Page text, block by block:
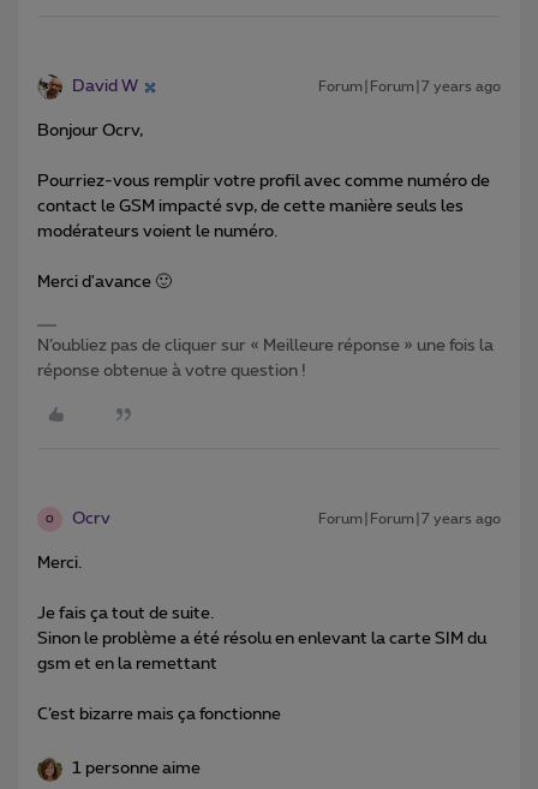
David W Forum|Forum|7 years ago
Bonjour Ocrv,
Pourriez-vous remplir votre profil avec comme numéro de
contact le GSM impacté svp, de cette manière seuls les
modérateurs voient le numéro.
Merci d'avance 🙂
N’oubliez pas de cliquer sur « Meilleure réponse » une fois la
réponse obtenue à votre question !
O Ocrv Forum|Forum|7 years ago
Merci.
Je fais ça tout de suite.
Sinon le problème a été résolu en enlevant la carte SIM du
gsm et en la remettant
C’est bizarre mais ça fonctionne
1 personne aime